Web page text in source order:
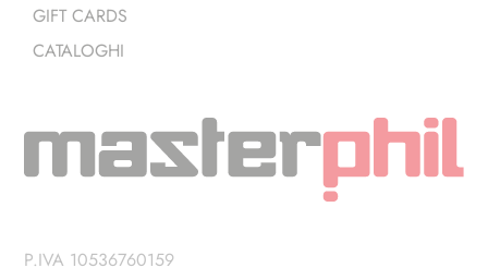
GIFT CARDS
CATALOGHI
P.IVA 10536760159